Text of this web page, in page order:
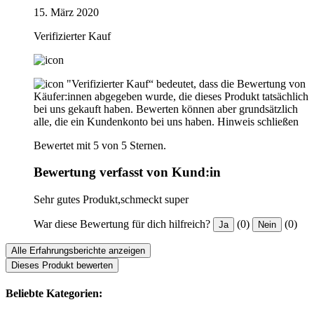
15. März 2020
Verifizierter Kauf
"Verifizierter Kauf“ bedeutet, dass die Bewertung von
Käufer:innen abgegeben wurde, die dieses Produkt tatsächlich
bei uns gekauft haben. Bewerten können aber grundsätzlich
alle, die ein Kundenkonto bei uns haben. Hinweis schließen
Bewertet mit 5 von 5 Sternen.
Bewertung verfasst von Kund:in
Sehr gutes Produkt,schmeckt super
War diese Bewertung für dich hilfreich? Ja (0) Nein (0)
Alle Erfahrungsberichte anzeigen
Dieses Produkt bewerten
Beliebte Kategorien: